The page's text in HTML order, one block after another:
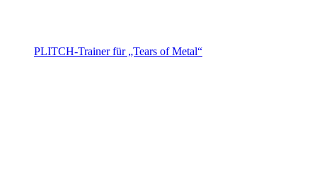
PLITCH-Trainer für „Tears of Metal“